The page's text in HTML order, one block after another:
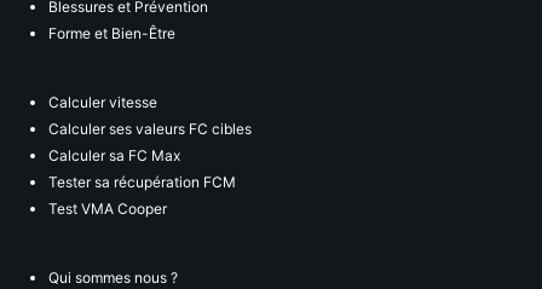
Blessures et Prévention
Forme et Bien-Être
Calculer vitesse
Calculer ses valeurs FC cibles
Calculer sa FC Max
Tester sa récupération FCM
Test VMA Cooper
Qui sommes nous ?